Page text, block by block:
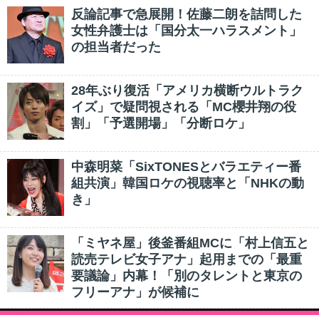
反論記事で急展開！佐藤二朗を詰問した
女性弁護士は「国分太一ハラスメント」
の担当者だった
28年ぶり復活「アメリカ横断ウルトラク
イズ」で疑問視される「MC櫻井翔の役
割」「予選開場」「分断ロケ」
中森明菜「SixTONESとバラエティー番
組共演」韓国ロケの視聴率と「NHKの動
き」
「ミヤネ屋」後釜番組MCに「村上信五と
読売テレビ女子アナ」起用までの「最重
要議論」内幕！「別のタレントと東京の
フリーアナ」が候補に